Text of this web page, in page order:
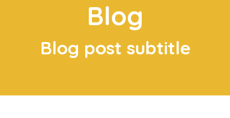
Blog
Blog post subtitle